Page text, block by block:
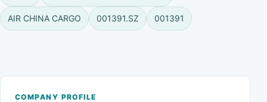
AIR CHINA CARGO 001391.SZ 001391
COMPANY PROFILE